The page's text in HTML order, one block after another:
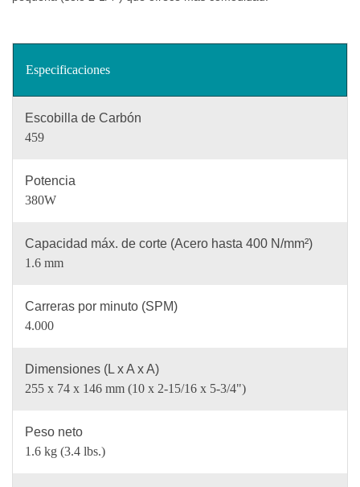
Especificaciones
Escobilla de Carbón
459
Potencia
380W
Capacidad máx. de corte (Acero hasta 400 N/mm²)
1.6 mm
Carreras por minuto (SPM)
4.000
Dimensiones (L x A x A)
255 x 74 x 146 mm (10 x 2-15/16 x 5-3/4")
Peso neto
1.6 kg (3.4 lbs.)